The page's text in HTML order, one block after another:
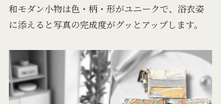
和モダン小物は色・柄・形がユニークで、浴衣姿
に添えると写真の完成度がグッとアップします。